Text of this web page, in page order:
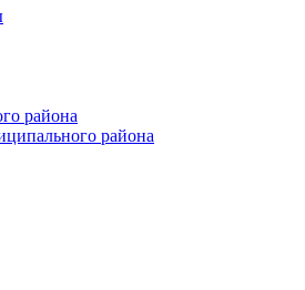
района
района